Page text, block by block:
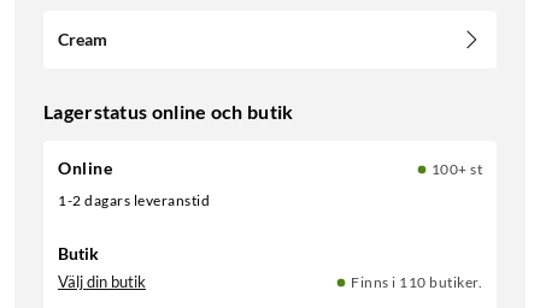
Cream
Lagerstatus online och butik
Online
100+ st
1-2 dagars leveranstid
Butik
Välj din butik Finns i 110 butiker.